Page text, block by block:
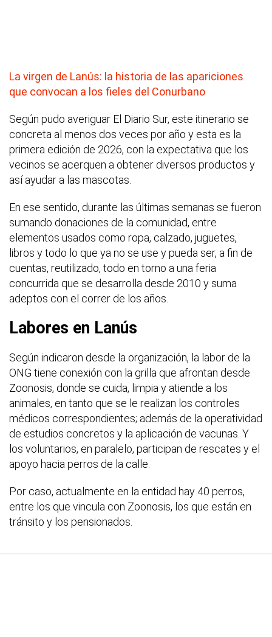
La virgen de Lanús: la historia de las apariciones
que convocan a los fieles del Conurbano
Según pudo averiguar El Diario Sur, este itinerario se
concreta al menos dos veces por año y esta es la
primera edición de 2026, con la expectativa que los
vecinos se acerquen a obtener diversos productos y
así ayudar a las mascotas.
En ese sentido, durante las últimas semanas se fueron
sumando donaciones de la comunidad, entre
elementos usados como ropa, calzado, juguetes,
libros y todo lo que ya no se use y pueda ser, a fin de
cuentas, reutilizado, todo en torno a una feria
concurrida que se desarrolla desde 2010 y suma
adeptos con el correr de los años.
Labores en Lanús
Según indicaron desde la organización, la labor de la
ONG tiene conexión con la grilla que afrontan desde
Zoonosis, donde se cuida, limpia y atiende a los
animales, en tanto que se le realizan los controles
médicos correspondientes; además de la operatividad
de estudios concretos y la aplicación de vacunas. Y
los voluntarios, en paralelo, participan de rescates y el
apoyo hacia perros de la calle.
Por caso, actualmente en la entidad hay 40 perros,
entre los que vincula con Zoonosis, los que están en
tránsito y los pensionados.